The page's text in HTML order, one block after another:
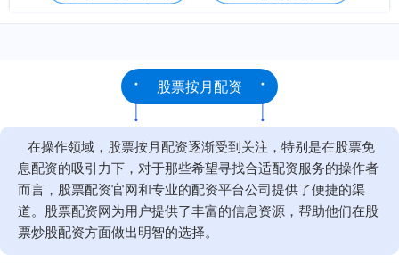
股票按月配资
在操作领域，股票按月配资逐渐受到关注，特别是在股票免
息配资的吸引力下，对于那些希望寻找合适配资服务的操作者
而言，股票配资官网和专业的配资平台公司提供了便捷的渠
道。股票配资网为用户提供了丰富的信息资源，帮助他们在股
票炒股配资方面做出明智的选择。